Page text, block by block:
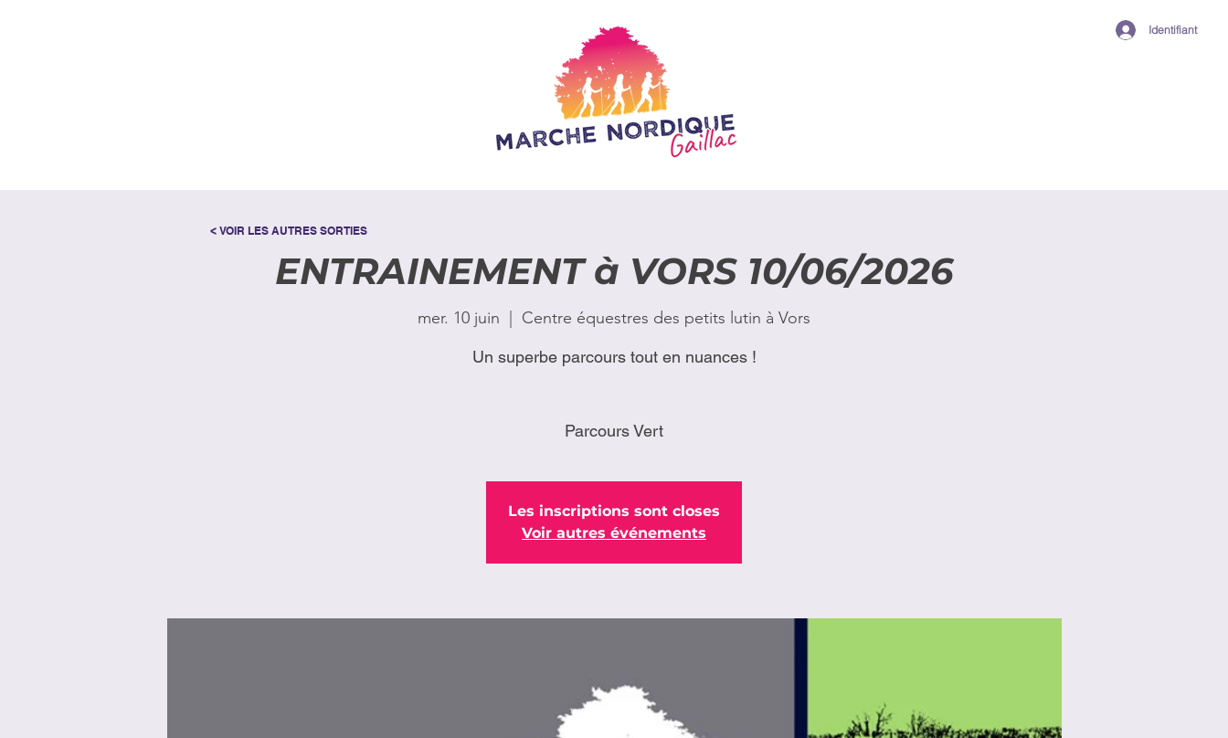
Identifiant
ENTRAINEMENT à VORS 10/06/2026
mer. 10 juin Centre équestres des petits lutin à Vors
Un superbe parcours tout en nuances !
Parcours Vert
Les inscriptions sont closes
Voir autres événements
< VOIR LES AUTRES SORTIES